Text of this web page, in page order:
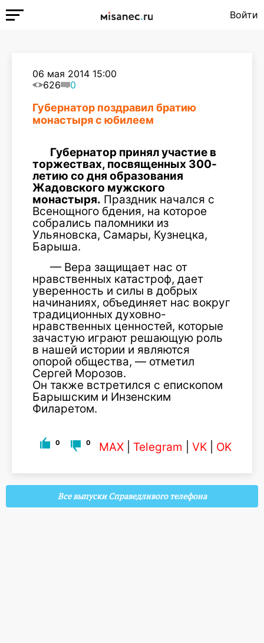
Войти
06 мая 2014 15:00
626
0
Губернатор поздравил братию
монастыря с юбилеем
Губернатор принял участие в
торжествах, посвященных 300-
летию со дня образования
Жадовского мужского
монастыря. Праздник начался с
Всенощного бдения, на которое
собрались паломники из
Ульяновска, Самары, Кузнецка,
Барыша.
— Вера защищает нас от
нравственных катастроф, дает
уверенность и силы в добрых
начинаниях, объединяет нас вокруг
традиционных духовно-
нравственных ценностей, которые
зачастую играют решающую роль
в нашей истории и являются
опорой общества, — отметил
Сергей Морозов.
Он также встретился с епископом
Барышским и Инзенским
Филаретом.
0 0 MAX Telegram VK OK
Все выпуски Справедливого телефона